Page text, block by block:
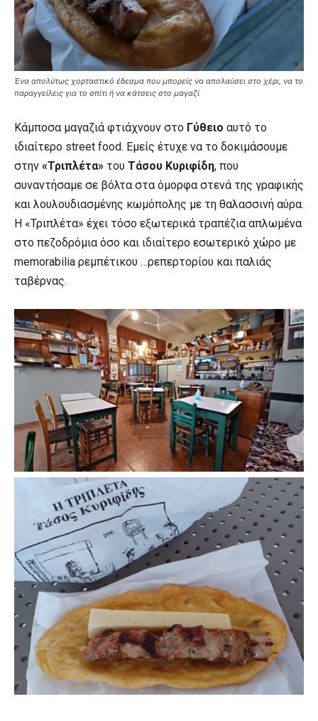
Ένα απολύτως χορταστικό έδεσμα που μπορείς να απολαύσει στο χέρι, να το
παραγγείλεις για το σπίτι ή να κάτσεις στο μαγαζί
Κάμποσα μαγαζιά φτιάχνουν στο Γύθειο αυτό το
ιδιαίτερο street food. Εμείς έτυχε να το δοκιμάσουμε
στην «Τριπλέτα» του Τάσου Κυριφίδη, που
συναντήσαμε σε βόλτα στα όμορφα στενά της γραφικής
και λουλουδιασμένης κωμόπολης με τη θαλασσινή αύρα.
Η «Τριπλέτα» έχει τόσο εξωτερικά τραπέζια απλωμένα
στο πεζοδρόμια όσο και ιδιαίτερο εσωτερικό χώρο με
memorabilia ρεμπέτικου …ρεπερτορίου και παλιάς
ταβέρνας.